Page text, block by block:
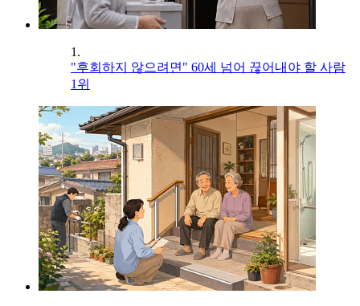
1.
"후회하지 않으려면" 60세 넘어 끊어내야 할 사람
1위